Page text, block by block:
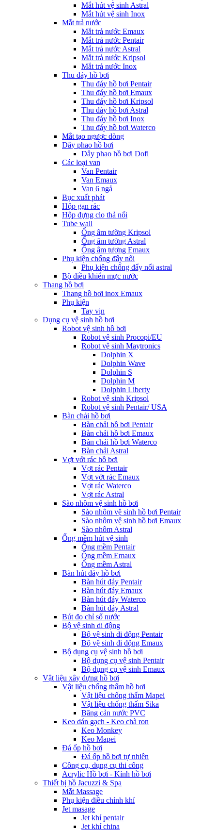
Mắt hút vệ sinh Astral
Mắt hút vệ sinh Inox
Mắt trả nước
Mắt trả nước Emaux
Mắt trả nước Pentair
Mắt trả nước Astral
Mắt trả nước Kripsol
Mắt trả nước Inox
Thu đáy hồ bơi
Thu đáy hồ bơi Pentair
Thu đáy hồ bơi Emaux
Thu đáy hồ bơi Kripsol
Thu đáy hồ bơi Astral
Thu đáy hồ bơi Inox
Thu đáy hồ bơi Waterco
Mắt tạo ngược dòng
Dây phao hồ bơi
Dây phao hồ bơi Dofi
Các loại van
Van Pentair
Van Emaux
Van 6 ngả
Bục xuất phát
Hộp gạn rác
Hộp đựng clo thả nổi
Tube wall
Ống âm tường Kripsol
Ống âm tường Astral
Ống âm tương Emaux
Phụ kiện chống đẩy nổi
Phụ kiện chống đẩy nổi astral
Bộ điều khiển mực nước
Thang hồ bơi
Thang hồ bơi inox Emaux
Phụ kiện
Tay vịn
Dụng cụ vệ sinh hồ bơi
Robot vệ sinh hồ bơi
Robot vệ sinh Procopi/EU
Robot vệ sinh Maytronics
Dolphin X
Dolphin Wave
Dolphin S
Dolphin M
Dolphin Liberty
Robot vệ sinh Kripsol
Robot vệ sinh Pentair/ USA
Bàn chải hồ bơi
Bàn chải hồ bơi Pentair
Bàn chải hồ bơi Emaux
Bàn chải hồ bơi Waterco
Bàn chải Astral
Vợt vớt rác hồ bơi
Vợt rác Pentair
Vợt vớt rác Emaux
Vợt rác Waterco
Vợt rác Astral
Sào nhôm vệ sinh hồ bơi
Sào nhôm vệ sinh hồ bơi Pentair
Sào nhôm vệ sinh hồ bơi Emaux
Sào nhôm Astral
Ống mềm hút vệ sinh
Ống mềm Pentair
Ống mềm Emaux
Ống mềm Astral
Bàn hút đáy hồ bơi
Bàn hút đáy Pentair
Bàn hút đáy Emaux
Bàn hút đáy Waterco
Bàn hút đáy Astral
Bút đo chỉ số nước
Bộ vệ sinh di động
Bộ vệ sinh di động Pentair
Bộ vệ sinh di động Emaux
Bộ dụng cụ vệ sinh hồ bơi
Bộ dụng cụ vệ sinh Pentair
Bộ dụng cụ vệ sinh Emaux
Vật liệu xây dựng hồ bơi
Vật liệu chống thấm hồ bơi
Vật liệu chống thấm Mapei
Vật liệu chống thấm Sika
Băng cản nước PVC
Keo dán gạch - Keo chà ron
Keo Monkey
Keo Mapei
Đá ốp hồ bơi
Đá ốp hồ bơi tự nhiên
Công cụ, dụng cụ thi công
Acrylic Hồ bơi - Kính hồ bơi
Thiết bị hồ Jacuzzi & Spa
Mắt Massage
Phụ kiện điều chỉnh khí
Jet masage
Jet khí pentair
Jet khí china